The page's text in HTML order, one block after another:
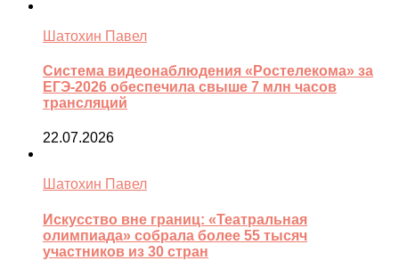
Шатохин Павел
Система видеонаблюдения «Ростелекома» за
ЕГЭ-2026 обеспечила свыше 7 млн часов
трансляций
22.07.2026
Шатохин Павел
Искусство вне границ: «Театральная
олимпиада» собрала более 55 тысяч
участников из 30 стран